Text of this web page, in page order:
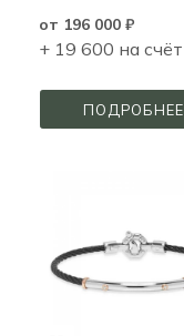
от 196 000 ₽
+ 19 600 на счёт
ПОДРОБНЕЕ